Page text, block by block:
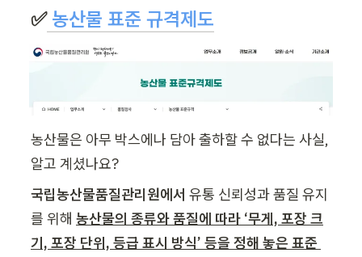
✅ 농산물 표준 규격제도
농산물은 아무 박스에나 담아 출하할 수 없다는 사실,
알고 계셨나요?
국립농산물품질관리원에서 유통 신뢰성과 품질 유지
를 위해 농산물의 종류와 품질에 따라 ‘무게, 포장 크
기, 포장 단위, 등급 표시 방식’ 등을 정해 놓은 표준